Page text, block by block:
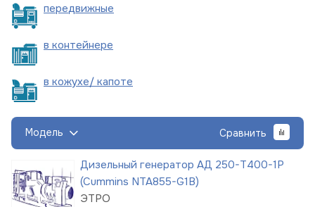
передвижные
в контейнере
в кожухе/ капоте
Модель Сравнить
Дизельный генератор АД 250-Т400-1Р
(Cummins NTA855-G1B)
ЭТРО